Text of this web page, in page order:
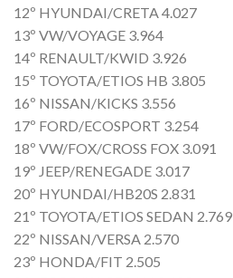
12º HYUNDAI/CRETA 4.027
13º VW/VOYAGE 3.964
14º RENAULT/KWID 3.926
15º TOYOTA/ETIOS HB 3.805
16º NISSAN/KICKS 3.556
17º FORD/ECOSPORT 3.254
18º VW/FOX/CROSS FOX 3.091
19º JEEP/RENEGADE 3.017
20º HYUNDAI/HB20S 2.831
21º TOYOTA/ETIOS SEDAN 2.769
22º NISSAN/VERSA 2.570
23º HONDA/FIT 2.505